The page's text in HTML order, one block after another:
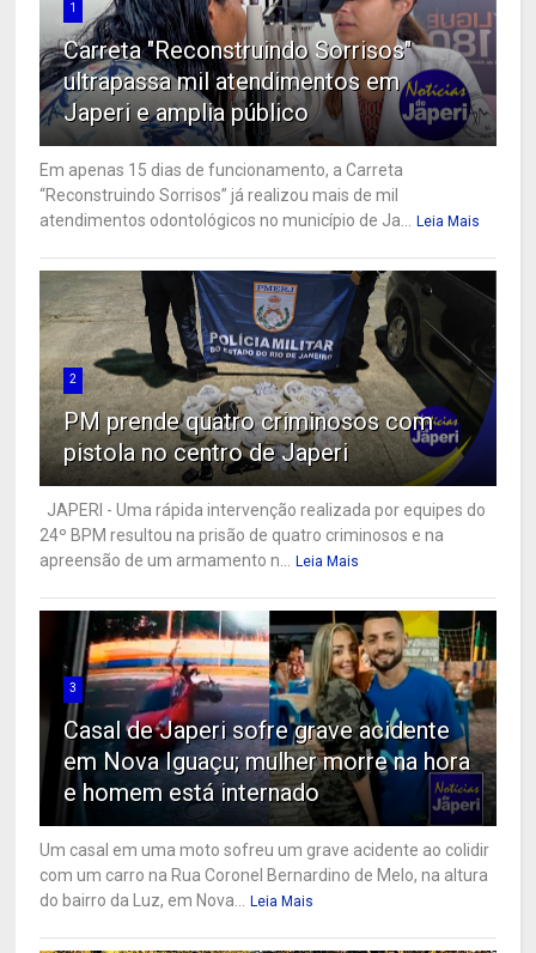
1
Carreta "Reconstruindo Sorrisos"
ultrapassa mil atendimentos em
Japeri e amplia público
Em apenas 15 dias de funcionamento, a Carreta
“Reconstruindo Sorrisos” já realizou mais de mil
atendimentos odontológicos no município de Ja...
Leia Mais
2
PM prende quatro criminosos com
pistola no centro de Japeri
JAPERI - Uma rápida intervenção realizada por equipes do
24º BPM resultou na prisão de quatro criminosos e na
apreensão de um armamento n...
Leia Mais
3
Casal de Japeri sofre grave acidente
em Nova Iguaçu; mulher morre na hora
e homem está internado
Um casal em uma moto sofreu um grave acidente ao colidir
com um carro na Rua Coronel Bernardino de Melo, na altura
do bairro da Luz, em Nova...
Leia Mais